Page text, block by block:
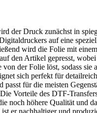
der Druck zunächst in
auf eine
wird die Folie mit einem
den Artikel gepresst,
von der Folie löst, sodass sie
sich perfekt für
passt für die meisten
Vorteile des DTF-
noch höhere Qualität und
er nachhaltiger und